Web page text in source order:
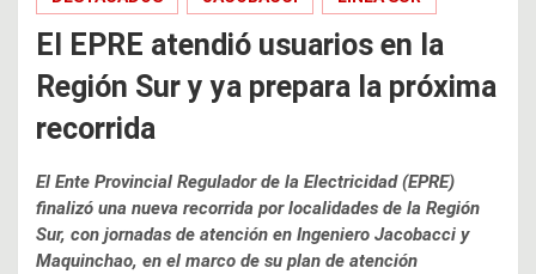
El EPRE atendió usuarios en la
Región Sur y ya prepara la próxima
recorrida
El Ente Provincial Regulador de la Electricidad (EPRE)
finalizó una nueva recorrida por localidades de la Región
Sur, con jornadas de atención en Ingeniero Jacobacci y
Maquinchao, en el marco de su plan de atención